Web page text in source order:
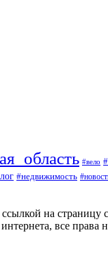
#вело
#недвижимость
на страницу
все права